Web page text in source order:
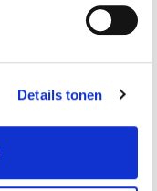
Details tonen